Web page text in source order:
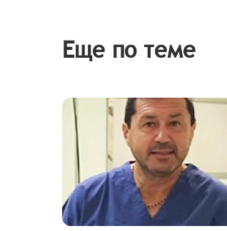
Еще по теме